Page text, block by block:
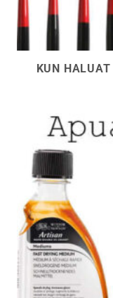
KUN